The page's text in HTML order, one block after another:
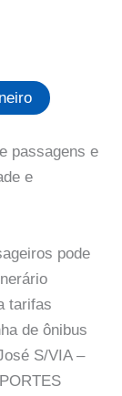
passagens e
e
pode
tarifas
de ônibus
S/VIA –